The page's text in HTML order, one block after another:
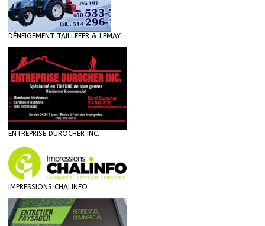
DÉNEIGEMENT TAILLEFER & LEMAY
ENTREPRISE DUROCHER INC.
IMPRESSIONS CHALINFO